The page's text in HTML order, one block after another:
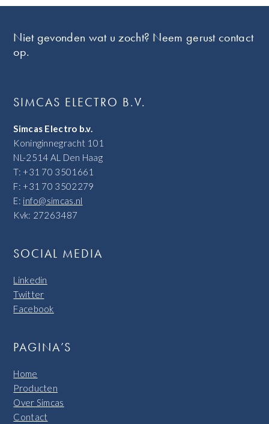
Niet gevonden wat u zocht? Neem gerust contact
op.
SIMCAS ELECTRO B.V.
Simcas Electro b.v.
Koninginnegracht 101
NL-2514 AL Den Haag
T: +31 70 3501661
F: +31 70 3502279
E: info@simcas.nl
Kvk: 27263487
SOCIAL MEDIA
Linkedin
Twitter
Facebook
PAGINA’S
Home
Producten
Over Simcas
Contact